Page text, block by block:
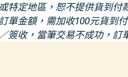
特定地區，恕不提供貨到付
單金額，需加收100元貨到
簽收，當筆交易不成功，